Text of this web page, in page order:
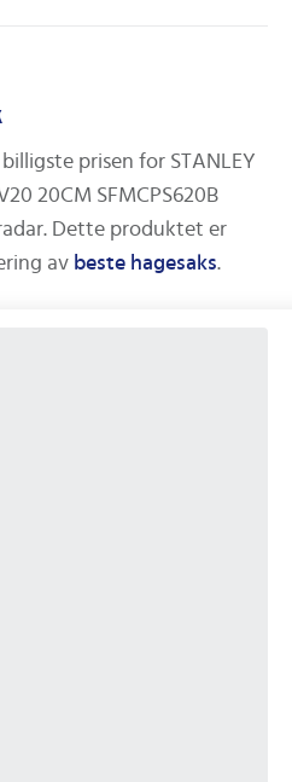
prisen for STANLEY
20CM SFMCPS620B
Dette produktet er
av beste hagesaks.